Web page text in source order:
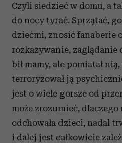
Czyli siedzieć w domu, a
do nocy tyrać. Sprzątać,
dziećmi, znosić fanaberie
rozkazywanie, zaglądanie
bił mamy, ale pomiatał
terroryzował ją
jest o wiele gorsze od
może zrozumieć, dlaczego
odchowała dzieci, nadal
i dalej jest całkowicie